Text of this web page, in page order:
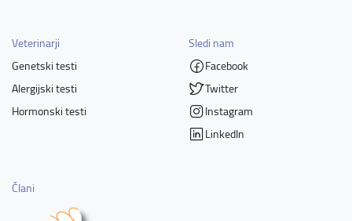
Veterinarji
Genetski testi
Alergijski testi
Hormonski testi
Sledi nam
Facebook
Twitter
Instagram
LinkedIn
Člani